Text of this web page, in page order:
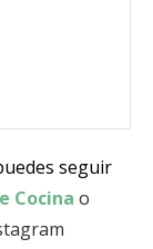
seguir
Cocina o